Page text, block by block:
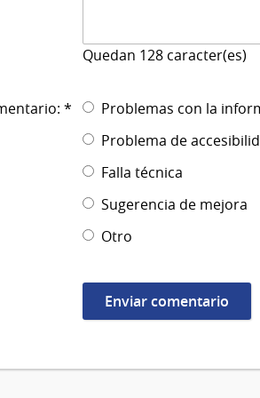
Quedan 128 caracter(es)
*
Problemas con la
Problema de
Falla técnica
Sugerencia de mejora
Otro